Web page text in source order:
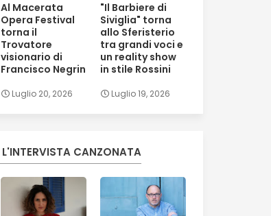
Al Macerata
Opera Festival
torna il
Trovatore
visionario di
Francisco Negrin
Luglio 20, 2026
"Il Barbiere di
Siviglia" torna
allo Sferisterio
tra grandi voci e
un reality show
in stile Rossini
Luglio 19, 2026
L'INTERVISTA CANZONATA